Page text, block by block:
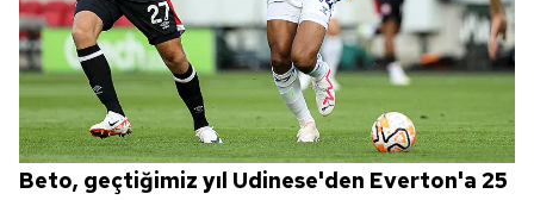
Beto, geçtiğimiz yıl Udinese'den Everton'a 25